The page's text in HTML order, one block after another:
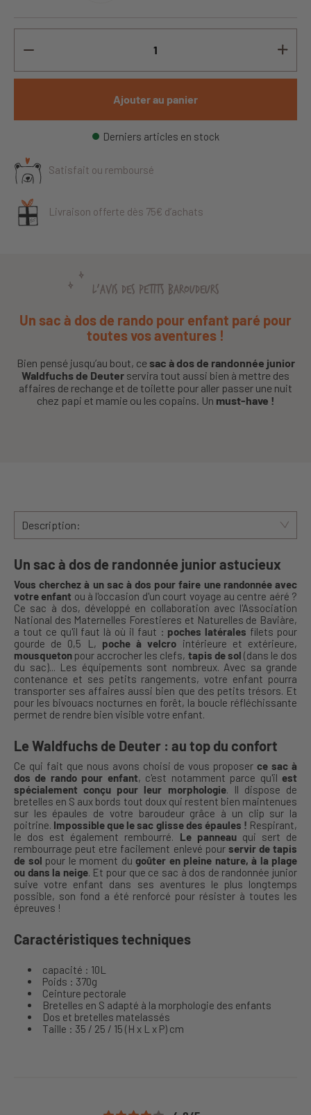
Ajouter au panier
Derniers articles en stock
Satisfait ou remboursé
Livraison offerte dès 75€ d’achats
L'AVIS DES PETITS BAROUDEURS
Un sac à dos de rando pour enfant paré pour
toutes vos aventures !
Bien pensé jusqu’au bout, cesac à dos de randonnée junior
Waldfuchs de Deuter servira tout aussi bien à mettre des
affaires de rechange et de toilette pour aller passer une nuit
chez papi et mamie ou les copains. Un must-have !
Description:
Un sac à dos de randonnée junior astucieux
Vous cherchez à un sac à dos pour faire une randonnée avec
votre enfant ou à l'occasion d'un court voyage au centre aéré ?
Ce sac à dos, développé en collaboration avec l'Association
National des Maternelles Forestieres et Naturelles de Baviàre,
a tout ce qu'il faut là où il faut : poches latérales filets pour
gourde de 0,5 L, poche à velcro intérieure et extérieure,
mousqueton pour accrocher les clefs, tapis de sol (dans le dos
du sac)... Les équipements sont nombreux. Avec sa grande
contenance et ses petits rangements, votre enfant pourra
transporter ses affaires aussi bien que des petits trésors. Et
pour les bivouacs nocturnes en forêt, la boucle réfléchissante
permet de rendre bien visible votre enfant.
Le Waldfuchs de Deuter : au top du confort
Ce qui fait que nous avons choisi de vous proposerce sac à
dos de rando pour enfant, c'est notamment parce qu'ilest
spécialement conçu pour leur morphologie. Il dispose de
bretelles en S aux bords tout doux qui restent bien maintenues
sur les épaules de votre baroudeur grâce à un clip sur la
poitrine. Impossible que le sac glisse des épaules ! Respirant,
le dos est également rembourré. Le panneauqui sert de
rembourrage peut etre facilement enlevé pour servir de tapis
de sol pour le moment du goûter en pleine nature, à la plage
ou dans la neige. Et pour que ce sac à dos de randonnée junior
suive votre enfant dans ses aventures le plus longtemps
possible, son fond a été renforcé pour résister à toutes les
épreuves !
Caractéristiques techniques
capacité : 10L
Poids : 370g
Ceinture pectorale
Bretelles en S adapté à la morphologie des enfants
Dos et bretelles matelassés
Taille : 35 / 25 / 15 (H x L x P) cm